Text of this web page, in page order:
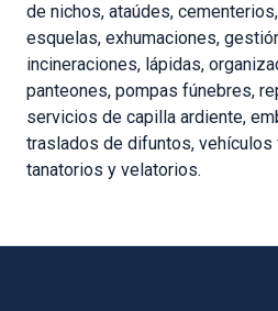
de nichos, ataúdes,
esquelas, exhumaciones,
incineraciones, lápidas,
panteones, pompas fúnebres,
servicios de capilla ardiente,
traslados de difuntos, vehículos
tanatorios y velatorios.